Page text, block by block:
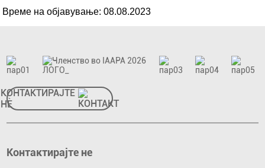
Време на објавување: 08.08.2023
КОНТАКТИРАЈТЕ
НÈ
Контактирајте не